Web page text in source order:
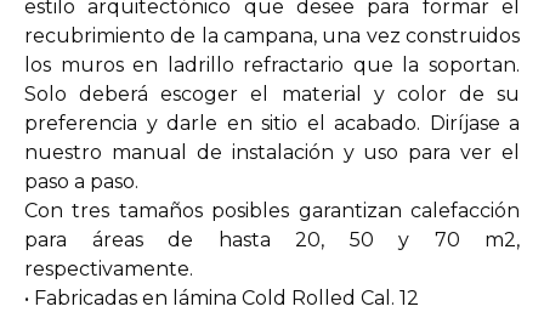
estilo arquitectónico que desee para formar el
recubrimiento de la campana, una vez construidos
los muros en ladrillo refractario que la soportan.
Solo deberá escoger el material y color de su
preferencia y darle en sitio el acabado. Diríjase a
nuestro manual de instalación y uso para ver el
paso a paso.
Con tres tamaños posibles garantizan calefacción
para áreas de hasta 20, 50 y 70 m2,
respectivamente.
• Fabricadas en lámina Cold Rolled Cal. 12